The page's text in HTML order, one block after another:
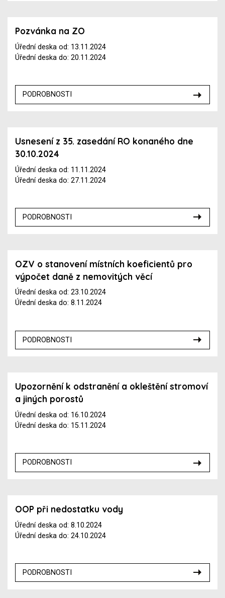
Pozvánka na ZO
Úřední deska od: 13.11.2024
Úřední deska do: 20.11.2024
PODROBNOSTI
Usnesení z 35. zasedání RO konaného dne
30.10.2024
Úřední deska od: 11.11.2024
Úřední deska do: 27.11.2024
PODROBNOSTI
OZV o stanovení místních koeficientů pro
výpočet daně z nemovitých věcí
Úřední deska od: 23.10.2024
Úřední deska do: 8.11.2024
PODROBNOSTI
Upozornění k odstranění a okleštění stromoví
a jiných porostů
Úřední deska od: 16.10.2024
Úřední deska do: 15.11.2024
PODROBNOSTI
OOP při nedostatku vody
Úřední deska od: 8.10.2024
Úřední deska do: 24.10.2024
PODROBNOSTI